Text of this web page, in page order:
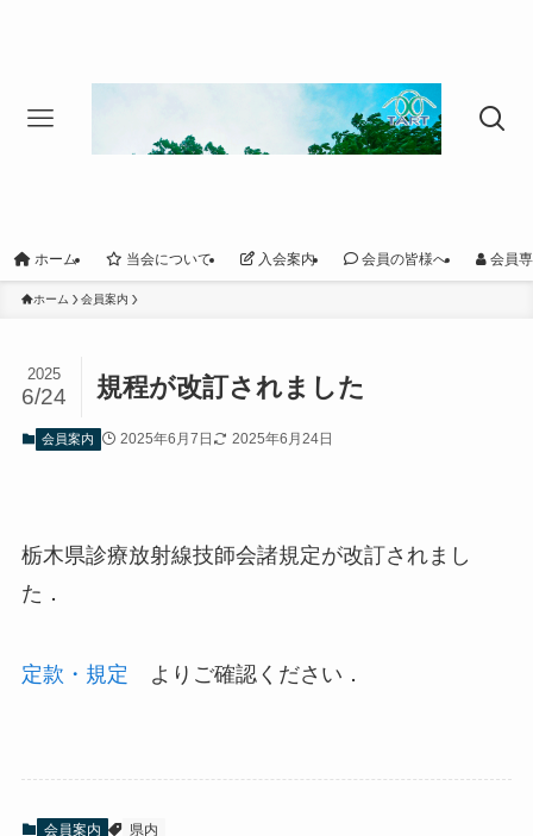
ホーム 当会について 入会案内 会員の皆様へ 会員
ホーム 会員案内
規程が改訂されました
2025
6/24
会員案内 2025年6月7日 2025年6月24日
栃木県診療放射線技師会諸規定が改訂されまし
た．
定款・規定 よりご確認ください．
会員案内 県内